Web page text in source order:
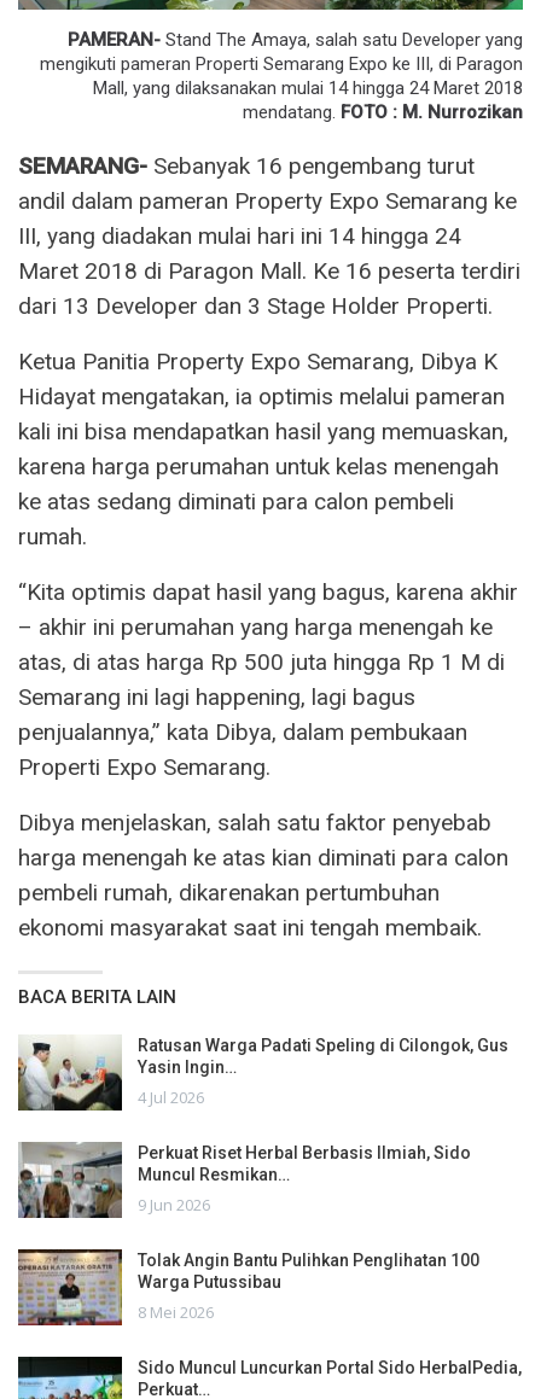
PAMERAN- Stand The Amaya, salah satu Developer yang
mengikuti pameran Properti Semarang Expo ke III, di Paragon
Mall, yang dilaksanakan mulai 14 hingga 24 Maret 2018
mendatang. FOTO : M. Nurrozikan
SEMARANG- Sebanyak 16 pengembang turut
andil dalam pameran Property Expo Semarang ke
III, yang diadakan mulai hari ini 14 hingga 24
Maret 2018 di Paragon Mall. Ke 16 peserta terdiri
dari 13 Developer dan 3 Stage Holder Properti.
Ketua Panitia Property Expo Semarang, Dibya K
Hidayat mengatakan, ia optimis melalui pameran
kali ini bisa mendapatkan hasil yang memuaskan,
karena harga perumahan untuk kelas menengah
ke atas sedang diminati para calon pembeli
rumah.
“Kita optimis dapat hasil yang bagus, karena akhir
– akhir ini perumahan yang harga menengah ke
atas, di atas harga Rp 500 juta hingga Rp 1 M di
Semarang ini lagi happening, lagi bagus
penjualannya,” kata Dibya, dalam pembukaan
Properti Expo Semarang.
Dibya menjelaskan, salah satu faktor penyebab
harga menengah ke atas kian diminati para calon
pembeli rumah, dikarenakan pertumbuhan
ekonomi masyarakat saat ini tengah membaik.
BACA BERITA LAIN
Ratusan Warga Padati Speling di Cilongok, Gus
Yasin Ingin…
4 Jul 2026
Perkuat Riset Herbal Berbasis Ilmiah, Sido
Muncul Resmikan…
9 Jun 2026
Tolak Angin Bantu Pulihkan Penglihatan 100
Warga Putussibau
8 Mei 2026
Sido Muncul Luncurkan Portal Sido HerbalPedia,
Perkuat…